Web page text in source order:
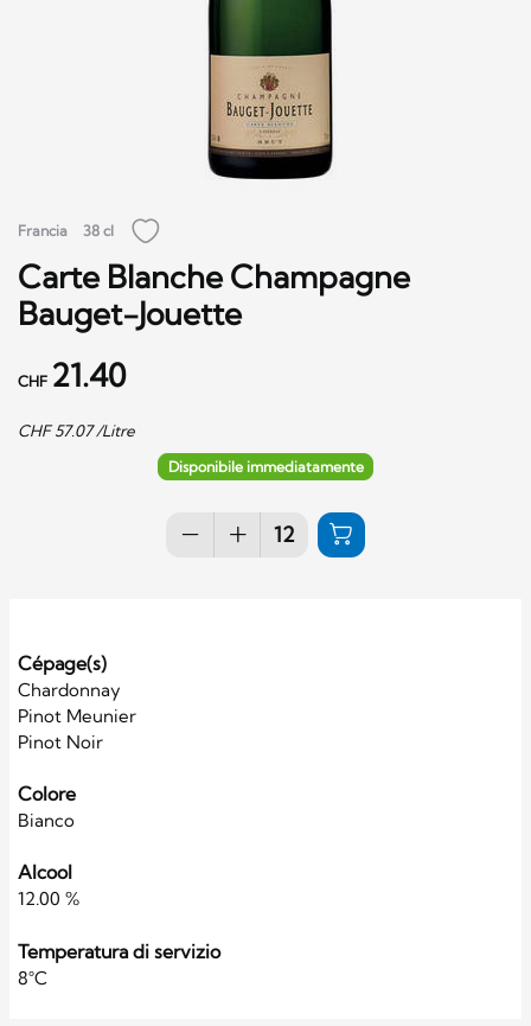
Francia 38 cl
Carte Blanche Champagne
Bauget-Jouette
CHF 21.40
CHF57.07/Litre
Disponibile immediatamente
Cépage(s)
Chardonnay
Pinot Meunier
Pinot Noir
Colore
Bianco
Alcool
12.00 %
Temperatura di servizio
8°C